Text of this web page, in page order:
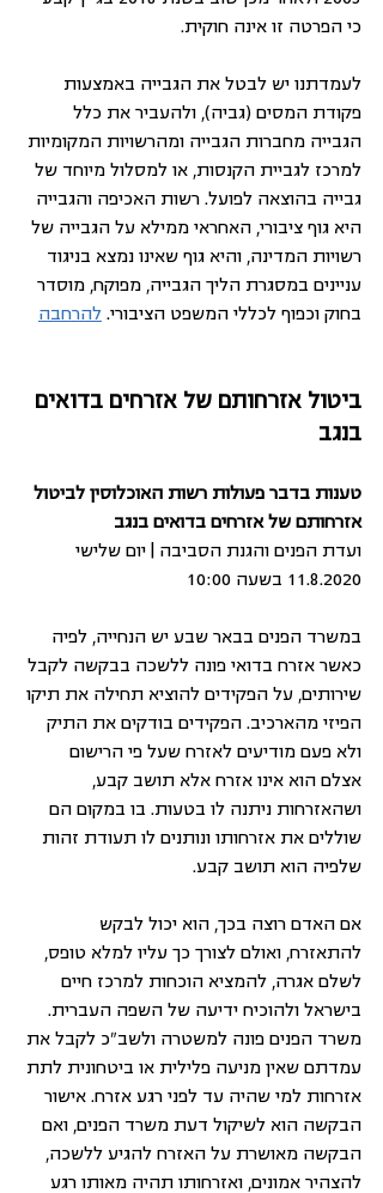
כי הפרטה זו אינה חוקית.
לעמדתנו יש לבטל את הגבייה באמצעות
פקודת המסים (גביה), ולהעביר את כלל
הגבייה מחברות הגבייה ומהרשויות המקומיות
למרכז לגביית הקנסות, או למסלול מיוחד של
גבייה בהוצאה לפועל. רשות האכיפה והגבייה
היא גוף ציבורי, האחראי ממילא על הגבייה של
רשויות המדינה, והיא גוף שאינו נמצא בניגוד
עניינים במסגרת הליך הגבייה, מפוקח, מוסדר
בחוק וכפוף לכללי המשפט הציבורי. להרחבה
ביטול אזרחותם של אזרחים בדואים
בנגב
טענות בדבר פעולות רשות האוכלוסין לביטול
אזרחותם של אזרחים בדואים בנגב
ועדת הפנים והגנת הסביבה | יום שלישי
11.8.2020 בשעה 10:00
במשרד הפנים בבאר שבע יש הנחייה, לפיה
כאשר אזרח בדואי פונה ללשכה בבקשה לקבל
שירותים, על הפקידים להוציא תחילה את תיקו
הפיזי מהארכיב. הפקידים בודקים את התיק
ולא פעם מודיעים לאזרח שעל פי הרישום
אצלם הוא אינו אזרח אלא תושב קבע,
ושהאזרחות ניתנה לו בטעות. בו במקום הם
שוללים את אזרחותו ונותנים לו תעודת זהות
שלפיה הוא תושב קבע.
אם האדם רוצה בכך, הוא יכול לבקש
להתאזרח, ואולם לצורך כך עליו למלא טופס,
לשלם אגרה, להמציא הוכחות למרכז חיים
בישראל ולהוכיח ידיעה של השפה העברית.
משרד הפנים פונה למשטרה ולשב"כ לקבל את
עמדתם שאין מניעה פלילית או ביטחונית לתת
אזרחות למי שהיה עד לפני רגע אזרח. אישור
הבקשה הוא לשיקול דעת משרד הפנים, ואם
הבקשה מאושרת על האזרח להגיע ללשכה,
להצהיר אמונים, ואזרחותו תהיה מאותו רגע